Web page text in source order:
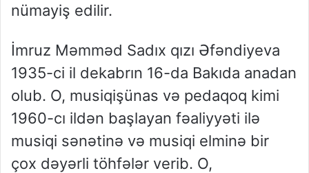
nümayiş edilir.
İmruz Məmməd Sadıx qızı Əfəndiyeva
1935-ci il dekabrın 16-da Bakıda anadan
olub. O, musiqişünas və pedaqoq kimi
1960-cı ildən başlayan fəaliyyəti ilə
musiqi sənətinə və musiqi elminə bir
çox dəyərli töhfələr verib. O,